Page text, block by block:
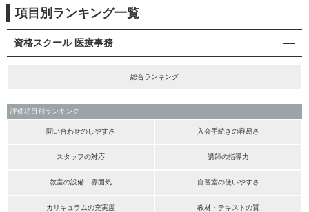
項目別ランキング一覧
資格スクール 医療事務
総合ランキング
評価項目別ランキング
問い合わせのしやすさ 入会手続きの容易さ
スタッフの対応 講師の指導力
教室の設備・雰囲気 自習室の使いやすさ
カリキュラムの充実度 教材・テキストの質